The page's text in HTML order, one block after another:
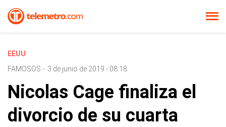
EEUU
FAMOSOS - 3 de junio de 2019 - 08:18
Nicolas Cage finaliza el
divorcio de su cuarta